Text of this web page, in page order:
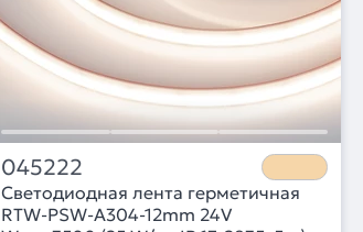
045222
Светодиодная лента герметичная
RTW-PSW-A304-12mm 24V